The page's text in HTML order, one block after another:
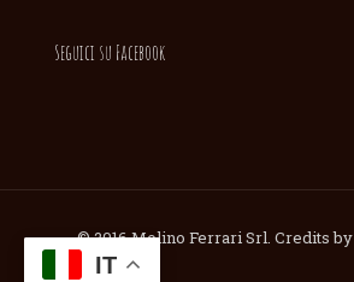
Seguici su Facebook
© 2016 Molino Ferrari Srl. Credits by
IT